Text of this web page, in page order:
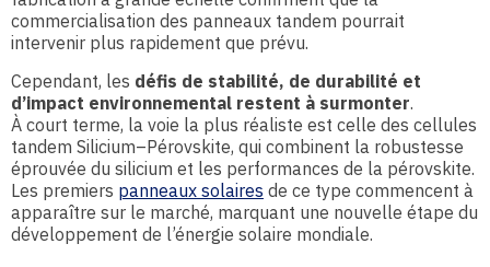
commercialisation des panneaux tandem pourrait
intervenir plus rapidement que prévu.
Cependant, les défis de stabilité, de durabilité et
d’impact environnemental restent à surmonter.
À court terme, la voie la plus réaliste est celle des cellules
tandem Silicium–Pérovskite, qui combinent la robustesse
éprouvée du silicium et les performances de la pérovskite.
Les premiers panneaux solaires de ce type commencent à
apparaître sur le marché, marquant une nouvelle étape du
développement de l’énergie solaire mondiale.